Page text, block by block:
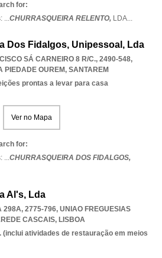
for:
...CHURRASQUEIRA RELENTO, LDA...
Dos Fidalgos, Unipessoal, Lda
SÁ CARNEIRO 8 R/C., 2490-548,
PIEDADE OUREM, SANTAREM
prontas a levar para casa
Ver no Mapa
for:
...CHURRASQUEIRA DOS FIDALGOS,
Al's, Lda
298A, 2775-796, UNIAO FREGUESIAS
CASCAIS, LISBOA
(inclui atividades de restauração em meios